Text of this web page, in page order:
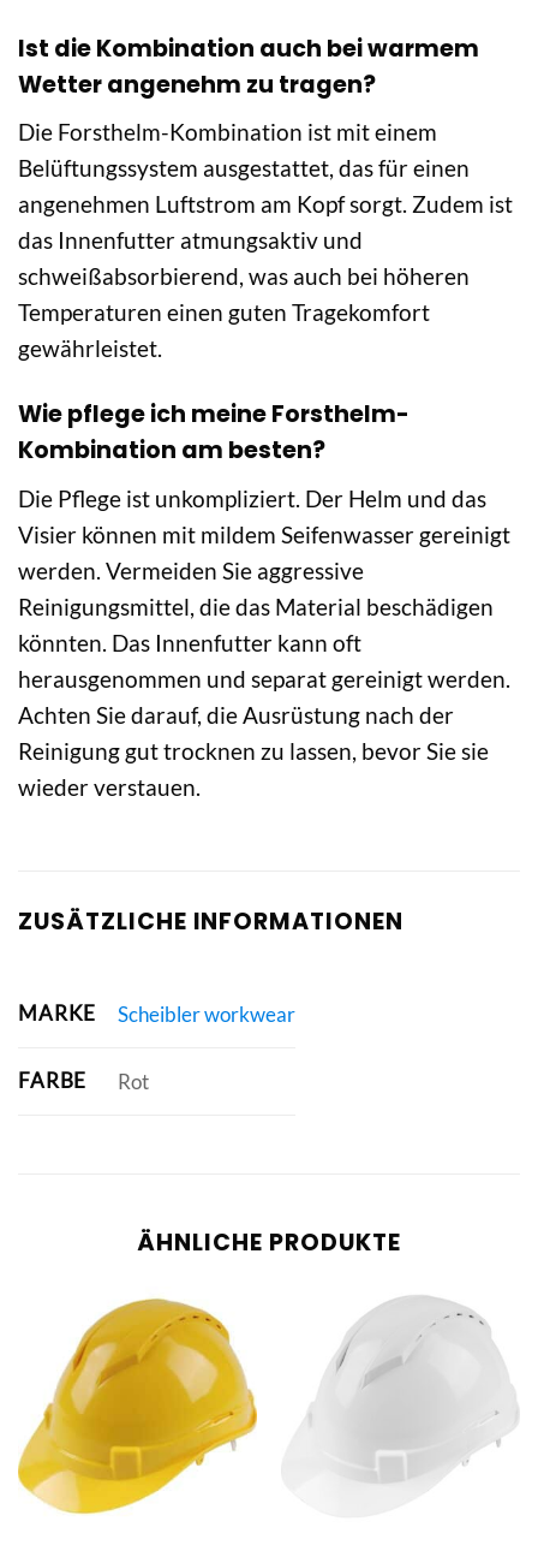
Ist die Kombination auch bei warmem
Wetter angenehm zu tragen?
Die Forsthelm-Kombination ist mit einem
Belüftungssystem ausgestattet, das für einen
angenehmen Luftstrom am Kopf sorgt. Zudem ist
das Innenfutter atmungsaktiv und
schweißabsorbierend, was auch bei höheren
Temperaturen einen guten Tragekomfort
gewährleistet.
Wie pflege ich meine Forsthelm-
Kombination am besten?
Die Pflege ist unkompliziert. Der Helm und das
Visier können mit mildem Seifenwasser gereinigt
werden. Vermeiden Sie aggressive
Reinigungsmittel, die das Material beschädigen
könnten. Das Innenfutter kann oft
herausgenommen und separat gereinigt werden.
Achten Sie darauf, die Ausrüstung nach der
Reinigung gut trocknen zu lassen, bevor Sie sie
wieder verstauen.
ZUSÄTZLICHE INFORMATIONEN
MARKE Scheibler workwear
FARBE Rot
ÄHNLICHE PRODUKTE